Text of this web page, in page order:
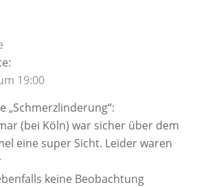
19:00
„Schmerzlinderung“:
(bei Köln) war sicher über dem
eine super Sicht. Leider waren
keine Beobachtung